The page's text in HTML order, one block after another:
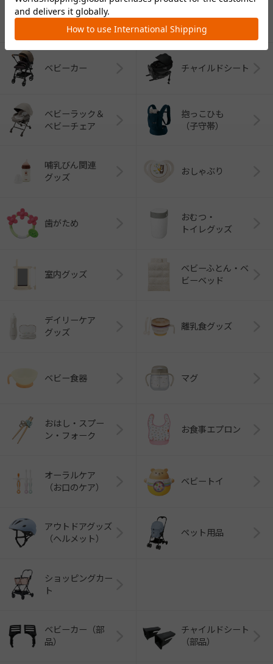
カテゴリー
（コンビ）
ベビーカー チャイルドシート
ベビーラック＆
ベビーチェア
抱っこひも
（子守帯）
哺乳びん関連
グッズ
おしゃぶり
歯がため
おむつ・
トイレグッズ
室内グッズ
ベビーふとん・ベ
ビーベッド
デイリーケア
グッズ
離乳食グッズ
ベビー食器 マグ
おはし・スプー
ン・フォーク
お食事エプロン
オーラルケア
（お口のケア）
ベビートイ
アウトドアグッズ
（ヘルメット）
ペット用品
ショッピングカー
ト
ベビーカー（部
品）
チャイルドシート
（部品）